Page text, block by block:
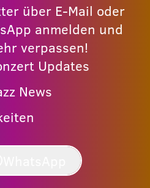
über E-Mail oder
anmelden und
verpassen!
Updates
News